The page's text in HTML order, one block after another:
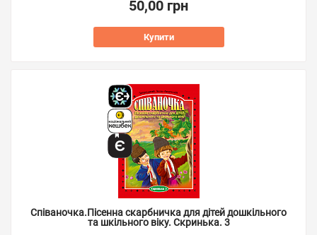
50,00 грн
Купити
Співаночка.Пісенна скарбничка для дітей дошкільного
та шкільного віку. Скринька. 3